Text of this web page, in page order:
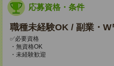
応募資格・条件
職種未経験OK / 副業・W
✅必要資格
・無資格OK
・未経験歓迎